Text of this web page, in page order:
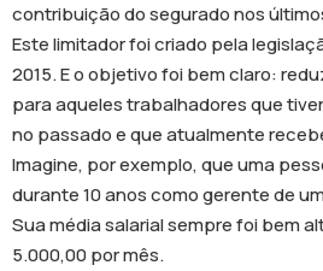
contribuição do segurado nos
Este limitador foi criado pela
2015. E o objetivo foi bem claro:
para aqueles trabalhadores que
no passado e que atualmente
Imagine, por exemplo, que uma
durante 10 anos como gerente de
Sua média salarial sempre foi bem
5.000,00 por mês.